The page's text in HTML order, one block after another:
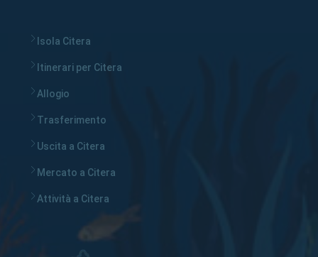
Isola Citera
Itinerari per Citera
Allogio
Trasferimento
Uscita a Citera
Mercato a Citera
Attività a Citera